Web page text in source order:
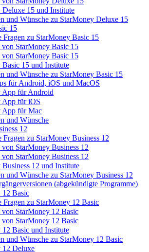
15 und Institute
und Wünsche zu StarMoney Deluxe 15
15
zu StarMoney Basic 15
StarMoney Basic 15
StarMoney Basic 15
15 und Institute
und Wünsche zu StarMoney Basic 15
für Android, iOS und MacOS
für Android
für iOS
für Mac
und Wünsche
12
zu StarMoney Business 12
StarMoney Business 12
StarMoney Business 12
12 und Institute
und Wünsche zu StarMoney Business 12
(abgekündigte Programme)
Basic
zu StarMoney 12 Basic
StarMoney 12 Basic
StarMoney 12 Basic
Basic und Institute
und Wünsche zu StarMoney 12 Basic
Deluxe